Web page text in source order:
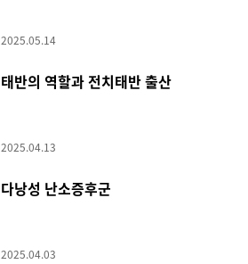
2025.05.14
태반의 역할과 전치태반 출산
2025.04.13
다낭성 난소증후군
2025.04.03